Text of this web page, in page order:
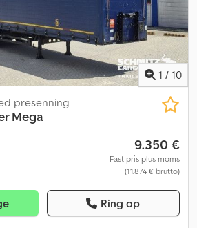
telematikydelser. Vi står gerne til
Dedoztg Acepfx Am Dskr
1 / 10
presenning
Mega
9.350 €
Fast pris plus moms
(11.874 € brutto)
Ring op